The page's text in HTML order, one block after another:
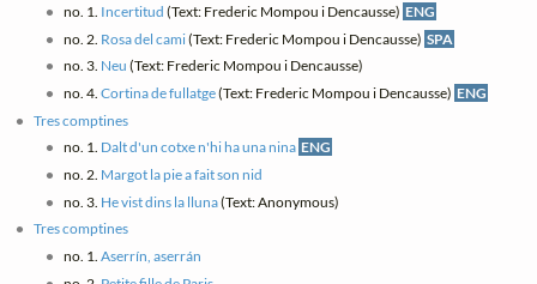
no. 1. Incertitud (Text: Frederic Mompou i Dencausse) ENG
no. 2. Rosa del cami(Text: Frederic Mompou i Dencausse) SPA
no. 3. Neu (Text: Frederic Mompou i Dencausse)
no. 4. Cortina de fullatge(Text: Frederic Mompou i Dencausse) ENG
Tres comptines
no. 1. Dalt d'un cotxe n'hi ha una nina ENG
no. 2. Margot la pie a fait son nid
no. 3. He vist dins la lluna(Text: Anonymous)
Tres comptines
no. 1. Aserrín, aserrán